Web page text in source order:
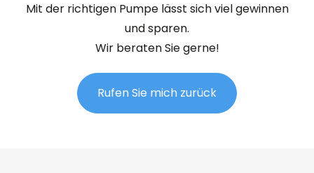
Mit der richtigen Pumpe lässt sich viel gewinnen
und sparen.
Wir beraten Sie gerne!
Rufen Sie mich zurück